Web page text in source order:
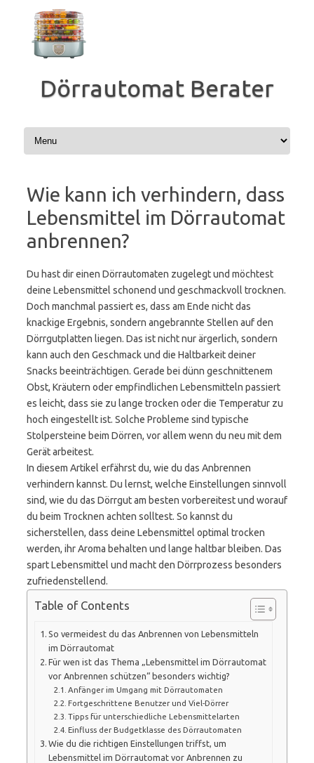
Inhalt
springen
Dörrautomat Berater
Wie kann ich verhindern, dass
Lebensmittel im Dörrautomat
anbrennen?
Du hast dir einen Dörrautomaten zugelegt und möchtest
deine Lebensmittel schonend und geschmackvoll trocknen.
Doch manchmal passiert es, dass am Ende nicht das
knackige Ergebnis, sondern angebrannte Stellen auf den
Dörrgutplatten liegen. Das ist nicht nur ärgerlich, sondern
kann auch den Geschmack und die Haltbarkeit deiner
Snacks beeinträchtigen. Gerade bei dünn geschnittenem
Obst, Kräutern oder empfindlichen Lebensmitteln passiert
es leicht, dass sie zu lange trocken oder die Temperatur zu
hoch eingestellt ist. Solche Probleme sind typische
Stolpersteine beim Dörren, vor allem wenn du neu mit dem
Gerät arbeitest.
In diesem Artikel erfährst du, wie du das Anbrennen
verhindern kannst. Du lernst, welche Einstellungen sinnvoll
sind, wie du das Dörrgut am besten vorbereitest und worauf
du beim Trocknen achten solltest. So kannst du
sicherstellen, dass deine Lebensmittel optimal trocken
werden, ihr Aroma behalten und lange haltbar bleiben. Das
spart Lebensmittel und macht den Dörrprozess besonders
zufriedenstellend.
Table of Contents
So vermeidest du das Anbrennen von Lebensmitteln
im Dörrautomat
Für wen ist das Thema „Lebensmittel im Dörrautomat
vor Anbrennen schützen“ besonders wichtig?
Anfänger im Umgang mit Dörrautomaten
Fortgeschrittene Benutzer und Viel-Dörrer
Tipps für unterschiedliche Lebensmittelarten
Einfluss der Budgetklasse des Dörrautomaten
Wie du die richtigen Einstellungen triffst, um
Lebensmittel im Dörrautomat vor Anbrennen zu